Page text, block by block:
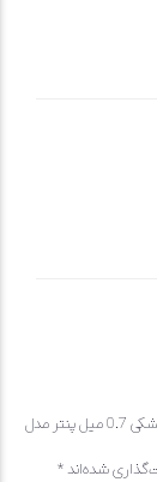
باشید که دیدگاهی را ارسال می کنید برای “خودکار مشکی 0.7 میل پنتر مدل
*